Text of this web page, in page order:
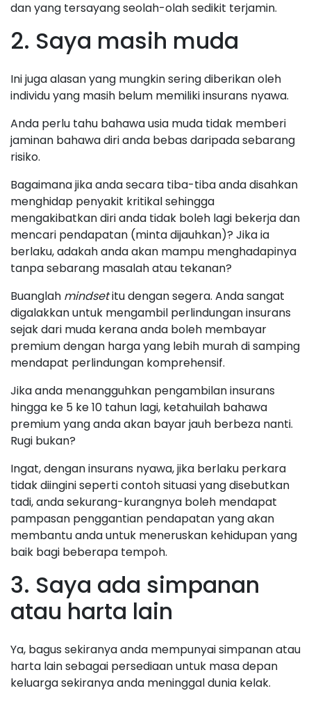
dan yang tersayang seolah-olah sedikit terjamin.
2. Saya masih muda
Ini juga alasan yang mungkin sering diberikan oleh
individu yang masih belum memiliki insurans nyawa.
Anda perlu tahu bahawa usia muda tidak memberi
jaminan bahawa diri anda bebas daripada sebarang
risiko.
Bagaimana jika anda secara tiba-tiba anda disahkan
menghidap penyakit kritikal sehingga
mengakibatkan diri anda tidak boleh lagi bekerja dan
mencari pendapatan (minta dijauhkan)? Jika ia
berlaku, adakah anda akan mampu menghadapinya
tanpa sebarang masalah atau tekanan?
Buanglah mindsetitu dengan segera. Anda sangat
digalakkan untuk mengambil perlindungan insurans
sejak dari muda kerana anda boleh membayar
premium dengan harga yang lebih murah di samping
mendapat perlindungan komprehensif.
Jika anda menangguhkan pengambilan insurans
hingga ke 5 ke 10 tahun lagi, ketahuilah bahawa
premium yang anda akan bayar jauh berbeza nanti.
Rugi bukan?
Ingat, dengan insurans nyawa, jika berlaku perkara
tidak diingini seperti contoh situasi yang disebutkan
tadi, anda sekurang-kurangnya boleh mendapat
pampasan penggantian pendapatan yang akan
membantu anda untuk meneruskan kehidupan yang
baik bagi beberapa tempoh.
3. Saya ada simpanan
atau harta lain
Ya, bagus sekiranya anda mempunyai simpanan atau
harta lain sebagai persediaan untuk masa depan
keluarga sekiranya anda meninggal dunia kelak.